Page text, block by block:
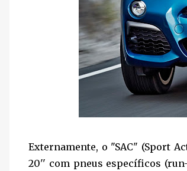
Externamente, o "SAC" (Sport
20'' com pneus específicos